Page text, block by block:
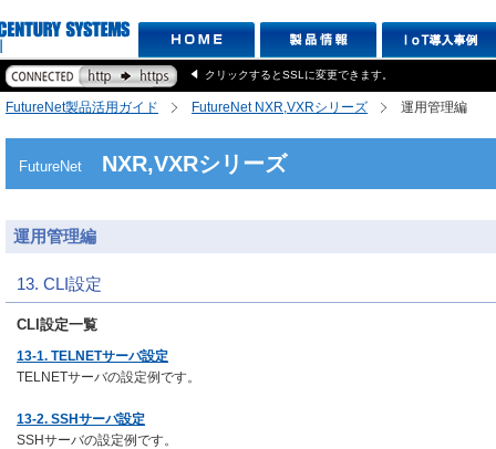
クリックするとSSLに変更できます。
FutureNet製品活用ガイド FutureNet NXR,VXRシリーズ 運用管理編
FutureNet NXR,VXRシリーズ
運用管理編
13. CLI設定
CLI設定一覧
13-1. TELNETサーバ設定
TELNETサーバの設定例です。
13-2. SSHサーバ設定
SSHサーバの設定例です。